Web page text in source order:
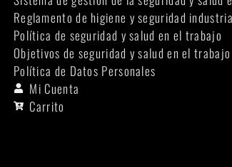
Reglamento de higiene y seguridad
Política de seguridad y salud en el trabajo
Objetivos de seguridad y salud en el trabajo
Política de Datos Personales
Mi Cuenta
Carrito